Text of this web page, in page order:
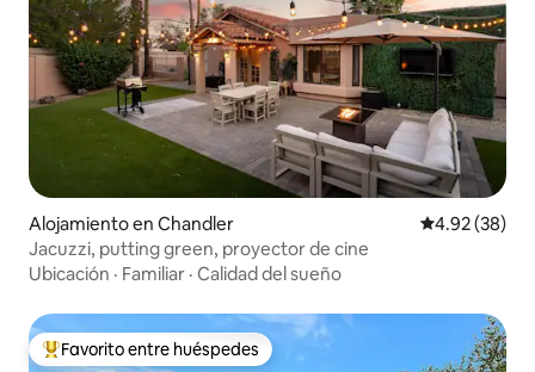
Alojamiento en Chandler Calificación
4.92 (38)
Jacuzzi, putting green, proyector de cine
Ubicación · Familiar · Calidad del sueño
Favorito entre huéspedes preferido
Favorito entre huéspedes